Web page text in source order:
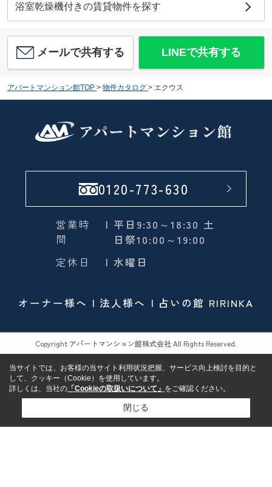
浴室乾燥機付きの賃貸物件を探す
メールで共有する LINEで共有する
アパートマンション館TOP > 物件カタログ > エクウス
0120-773-630
営業時
間
| 平日9:30～18:30 土
日祭10:00～19:00
定休日
| 水曜日
オーナー様へ 法人様へ 占いの館 RIRINKA
Copyright アパートマンション館株式会社 All Rights Reserved.
当サイトでは、お客様の当サイト利用状況把握、サービス向上検討を目的と
して、クッキー（Cookie）を使用しています。
詳しくは、当社の 「Cookieの取扱いについて」 をご確認ください。
閉じる